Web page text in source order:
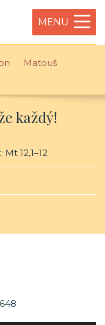
MENU
Matouš
každý!
Mt 12,1–12